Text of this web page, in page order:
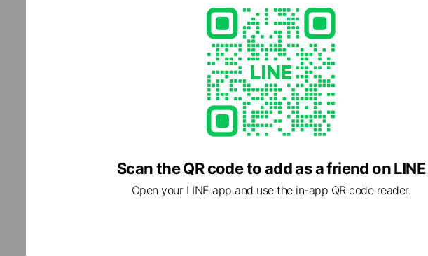
Scan the QR code to add as a friend on LINE
Open your LINE app and use the in-app QR code reader.